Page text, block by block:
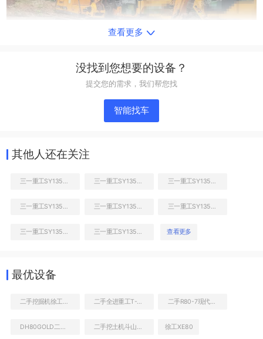
查看更多
没找到您想要的设备？
提交您的需求，我们帮您找
智能找车
其他人还在关注
查看更多
最优设备
徐工XE80